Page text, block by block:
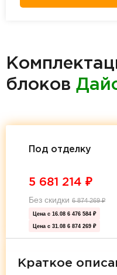
блоков
Под отделку
5 681 214 ₽
Без скидки 6 874 269₽
Цена с 16.08 6 476 584 ₽
Цена с 31.08 6 874 269 ₽
Краткое